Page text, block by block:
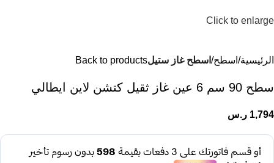
Click to enlarge
الرئيسية اسطح اسطح غاز ستيلBack to products
سطح 90 سم 6 عين غاز ثقيل كتشن لاين ايطالي
1,794 ر.س